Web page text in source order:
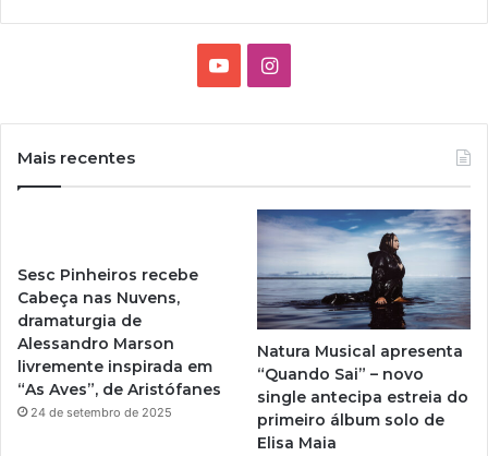
T
I
t
g
r
a
m
Mais recentes
Sesc Pinheiros recebe
Cabeça nas Nuvens,
dramaturgia de
Alessandro Marson
livremente inspirada em
“As Aves”, de Aristófanes
24 de setembro de 2025
Natura Musical apresenta
“Quando Sai” – novo
single antecipa estreia do
primeiro álbum solo de
Elisa Maia